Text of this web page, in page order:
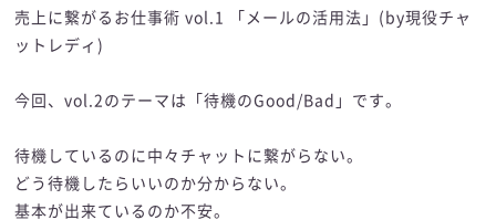
売上に繋がるお仕事術 vol.1 「メールの活用法」(by現役チャ
ットレディ)
今回、vol.2のテーマは「待機のGood/Bad」です。
待機しているのに中々チャットに繋がらない。
どう待機したらいいのか分からない。
基本が出来ているのか不安。